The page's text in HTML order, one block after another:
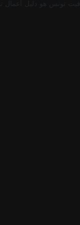
تونس هو دليل أعمال